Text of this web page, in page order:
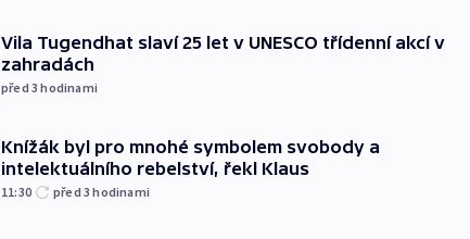
Vila Tugendhat slaví 25 let v UNESCO třídenní akcí v
zahradách
před 3hodinami
Knížák byl pro mnohé symbolem svobody a
intelektuálního rebelství, řekl Klaus
11:30 před 3hodinami